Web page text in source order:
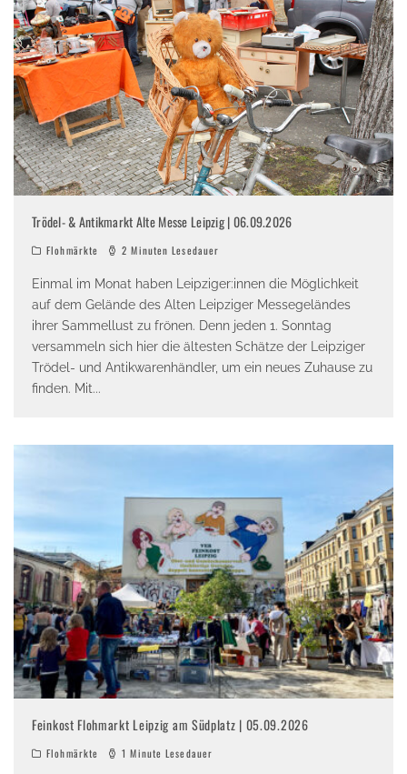
Trödel- & Antikmarkt Alte Messe Leipzig | 06.09.2026
Flohmärkte 2 Minuten Lesedauer
Einmal im Monat haben Leipziger:innen die Möglichkeit
auf dem Gelände des Alten Leipziger Messegeländes
ihrer Sammellust zu frönen. Denn jeden 1. Sonntag
versammeln sich hier die ältesten Schätze der Leipziger
Trödel- und Antikwarenhändler, um ein neues Zuhause zu
finden. Mit...
Feinkost Flohmarkt Leipzig am Südplatz | 05.09.2026
Flohmärkte 1 Minute Lesedauer